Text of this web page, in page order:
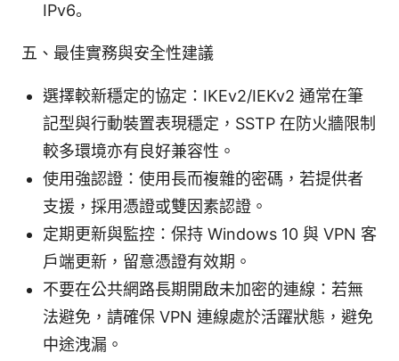
IPv6。
五、最佳實務與安全性建議
選擇較新穩定的協定：IKEv2/IEKv2 通常在筆
記型與行動裝置表現穩定，SSTP 在防火牆限制
較多環境亦有良好兼容性。
使用強認證：使用長而複雜的密碼，若提供者
支援，採用憑證或雙因素認證。
定期更新與監控：保持 Windows 10 與 VPN 客
戶端更新，留意憑證有效期。
不要在公共網路長期開啟未加密的連線：若無
法避免，請確保 VPN 連線處於活躍狀態，避免
中途洩漏。